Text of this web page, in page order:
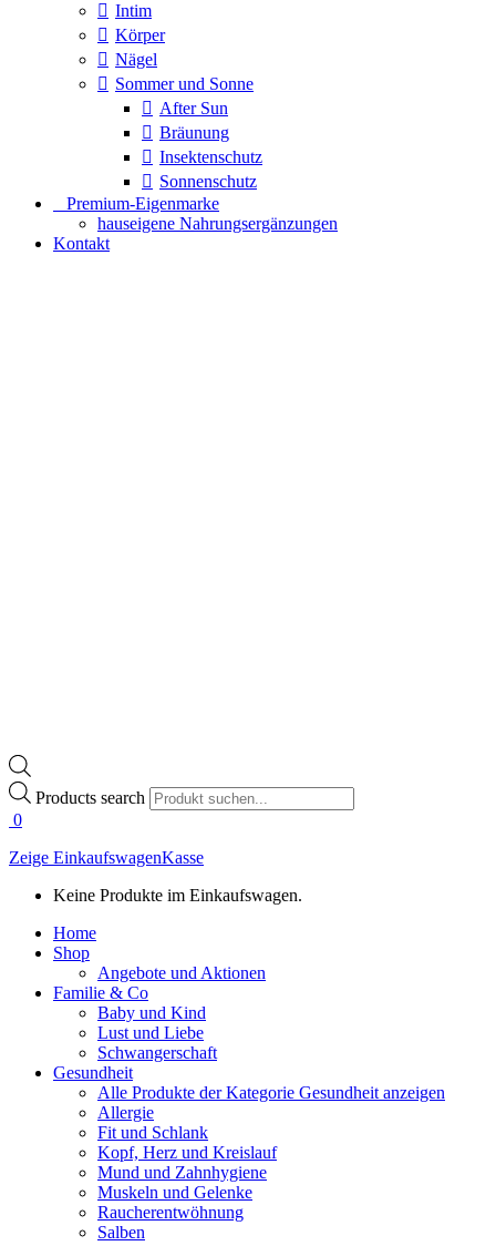
Intim
Körper
Nägel
Sommer und Sonne
After Sun
Bräunung
Insektenschutz
Sonnenschutz
⠀​Premium-Eigenmarke
hauseigene Nahrungsergänzungen
Kontakt
Products search
0
Zeige EinkaufswagenKasse
Keine Produkte im Einkaufswagen.
Home
Shop
Angebote und Aktionen
Familie & Co
Baby und Kind
Lust und Liebe
Schwangerschaft
Gesundheit
Alle Produkte der Kategorie Gesundheit anzeigen
Allergie
Fit und Schlank
Kopf, Herz und Kreislauf
Mund und Zahnhygiene
Muskeln und Gelenke
Raucherentwöhnung
Salben